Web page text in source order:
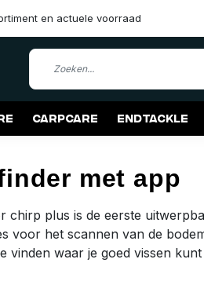
en actuele voorraad
Carpcare Endtackle
met app
chirp plus is de eerste
voor het scannen van de
vinden waar je goed vissen